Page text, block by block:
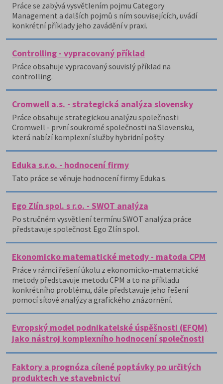
Práce se zabývá vysvětlením pojmu Category
Management a dalších pojmů s ním souvisejících, uvádí
konkrétní příklady jeho zavádění v praxi.
Controlling - vypracovaný příklad
Práce obsahuje vypracovaný souvislý příklad na
controlling.
Cromwell a.s. - strategická analýza slovensky
Práce obsahuje strategickou analýzu společnosti
Cromwell - první soukromé společnosti na Slovensku,
která nabízí komplexní služby hybridní pošty.
Eduka s.r.o. - hodnocení firmy
Tato práce se věnuje hodnocení firmy Eduka s.
Ego Zlín spol. s r.o. - SWOT analýza
Po stručném vysvětlení termínu SWOT analýza práce
představuje společnost Ego Zlín spol.
Ekonomicko matematické metody - matoda CPM
Práce v rámci řešení úkolu z ekonomicko-matematické
metody představuje metodu CPM a to na příkladu
konkrétního problému, dále představuje jeho řešení
pomocí síťové analýzy a grafického znázornění.
Evropský model podnikatelské úspěšnosti (EFQM)
jako nástroj komplexního hodnocení společnosti
Faktory a prognóza cílené poptávky po určitých
produktech ve stavebnictví